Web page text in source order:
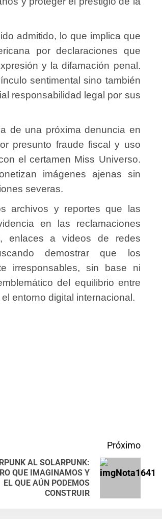
admitido, lo que implica que
por declaraciones que
y la difamación penal.
sentimental sino también
responsabilidad legal por sus
de una próxima denuncia en
presunto fraude fiscal y uso
el certamen Miss Universo.
imágenes ajenas sin
severas.
archivos y reportes que las
en las reclamaciones
enlaces a videos de redes
demostrar que los
irresponsables, sin base ni
del equilibrio entre
entorno digital internacional.
Próximo
AL SOLARPUNK:
QUE IMAGINAMOS Y
EL QUE AÚN PODEMOS
CONSTRUIR